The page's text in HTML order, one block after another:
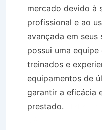
mercado devido à
profissional e ao
avançada em seus
possui uma
treinados e
equipamentos de
garantir a eficácia
prestado.